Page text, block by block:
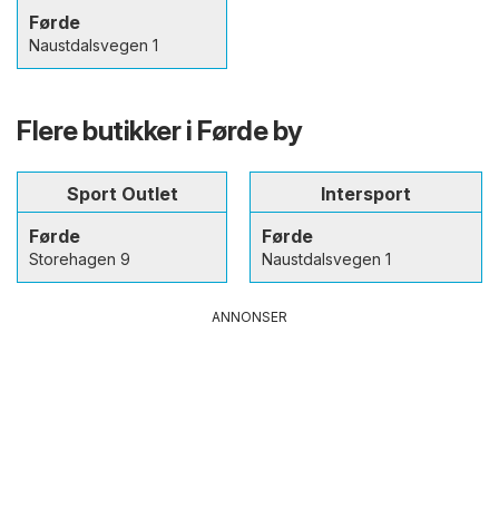
Førde
Naustdalsvegen 1
Flere butikker i Førde by
Sport Outlet
Førde
Storehagen 9
Intersport
Førde
Naustdalsvegen 1
ANNONSER